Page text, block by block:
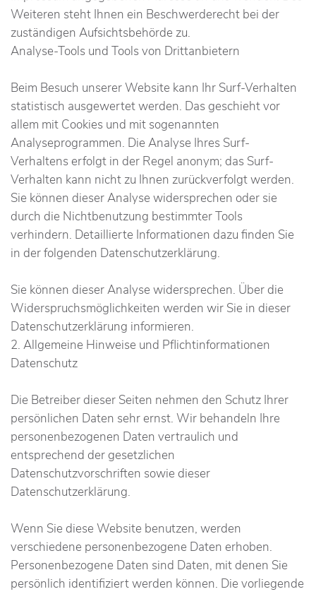
Weiteren steht Ihnen ein Beschwerderecht bei der
zuständigen Aufsichtsbehörde zu.
Analyse-Tools und Tools von Drittanbietern
Beim Besuch unserer Website kann Ihr Surf-Verhalten
statistisch ausgewertet werden. Das geschieht vor
allem mit Cookies und mit sogenannten
Analyseprogrammen. Die Analyse Ihres Surf-
Verhaltens erfolgt in der Regel anonym; das Surf-
Verhalten kann nicht zu Ihnen zurückverfolgt werden.
Sie können dieser Analyse widersprechen oder sie
durch die Nichtbenutzung bestimmter Tools
verhindern. Detaillierte Informationen dazu finden Sie
in der folgenden Datenschutzerklärung.
Sie können dieser Analyse widersprechen. Über die
Widerspruchsmöglichkeiten werden wir Sie in dieser
Datenschutzerklärung informieren.
2. Allgemeine Hinweise und Pflichtinformationen
Datenschutz
Die Betreiber dieser Seiten nehmen den Schutz Ihrer
persönlichen Daten sehr ernst. Wir behandeln Ihre
personenbezogenen Daten vertraulich und
entsprechend der gesetzlichen
Datenschutzvorschriften sowie dieser
Datenschutzerklärung.
Wenn Sie diese Website benutzen, werden
verschiedene personenbezogene Daten erhoben.
Personenbezogene Daten sind Daten, mit denen Sie
persönlich identifiziert werden können. Die vorliegende